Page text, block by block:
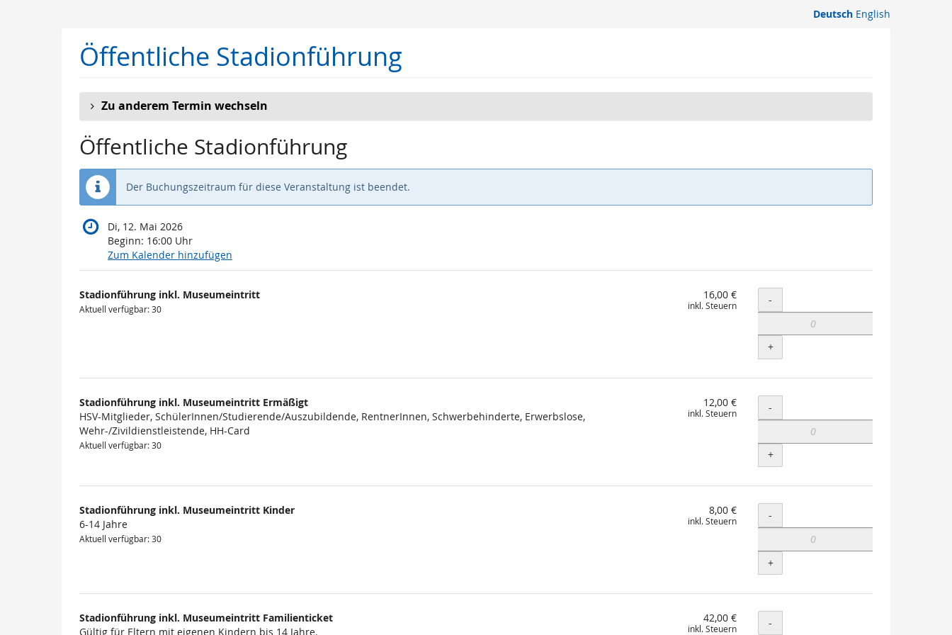
Deutsch English
Öffentliche Stadionführung
Zu anderem Termin wechseln
Öffentliche Stadionführung
Der Buchungszeitraum für diese Veranstaltung ist beendet.
Di, 12. Mai 2026
Beginn: 16:00 Uhr
Zum Kalender hinzufügen
Produkte
Unkategorisierte
Stadionführung inkl. Museumeintritt
Aktuell verfügbar: 30
16,00 €
inkl. Steuern Menge
-
+
Stadionführung inkl. Museumeintritt Ermäßigt
HSV-Mitglieder, SchülerInnen/Studierende/Auszubildende, RentnerInnen, Schwerbehinderte, Erwerbslose,
Wehr-/Zivildienstleistende, HH-Card
Aktuell verfügbar: 30
12,00 €
inkl. Steuern Menge
-
+
Stadionführung inkl. Museumeintritt Kinder
6-14 Jahre
Aktuell verfügbar: 30
8,00 €
inkl. Steuern Menge
-
+
Stadionführung inkl. Museumeintritt Familienticket
Gültig für Eltern mit eigenen Kindern bis 14 Jahre.
42,00 €
inkl. Steuern Menge
-